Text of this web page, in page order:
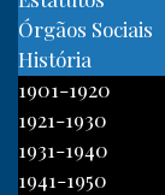
Órgãos Sociais
História
1901-1920
1921-1930
1931-1940
1941-1950